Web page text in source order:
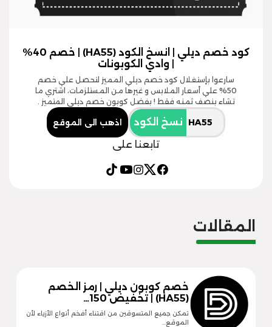
كود خصم ديلي | انسخ الكود (HA55) | خصم 40%
| وادي الكوبونات
سارعوا بإستغلال كود خصم ديلي المميز لتحصل علي خصم
50% علي أسعار الملابس و غيرها من المستلزمات، اشتري ما
تشاء بنصف ثمنه فقط ! بفضل كوبون خصم ديلي المتميز .
نسخ الكود اذهب الى الموقع
تابعنا على
المقالات
خصم كوبون ديلي | رمز الخصم
(HA55) | تخفيض 150…
تمكن جميع المتسوقين من اقتناء أفخم أنواع الأزياء لأن
الموقع…